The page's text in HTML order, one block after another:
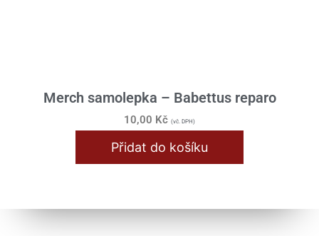
Merch samolepka – Babettus reparo
10,00 Kč (vč. DPH)
Přidat do košíku